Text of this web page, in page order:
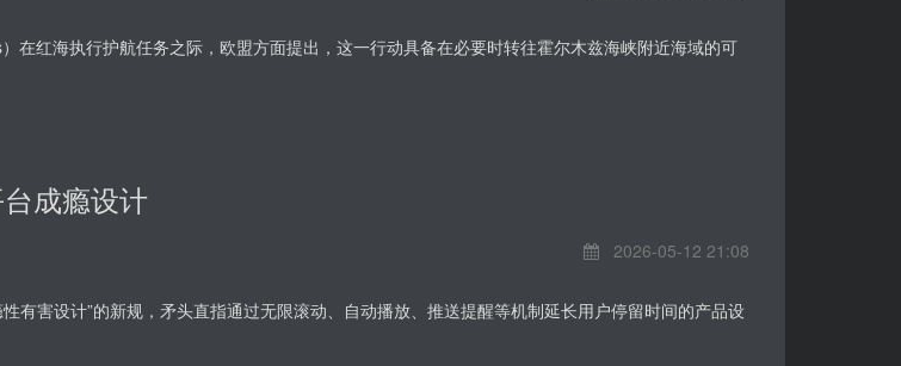
在红海执行护航任务之际，欧盟方面提出，这一行动具备在必要时转往霍尔木兹海峡附近海域的可
成瘾设计
2026-05-12 21:08
有害设计”的新规，矛头直指通过无限滚动、自动播放、推送提醒等机制延长用户停留时间的产品设